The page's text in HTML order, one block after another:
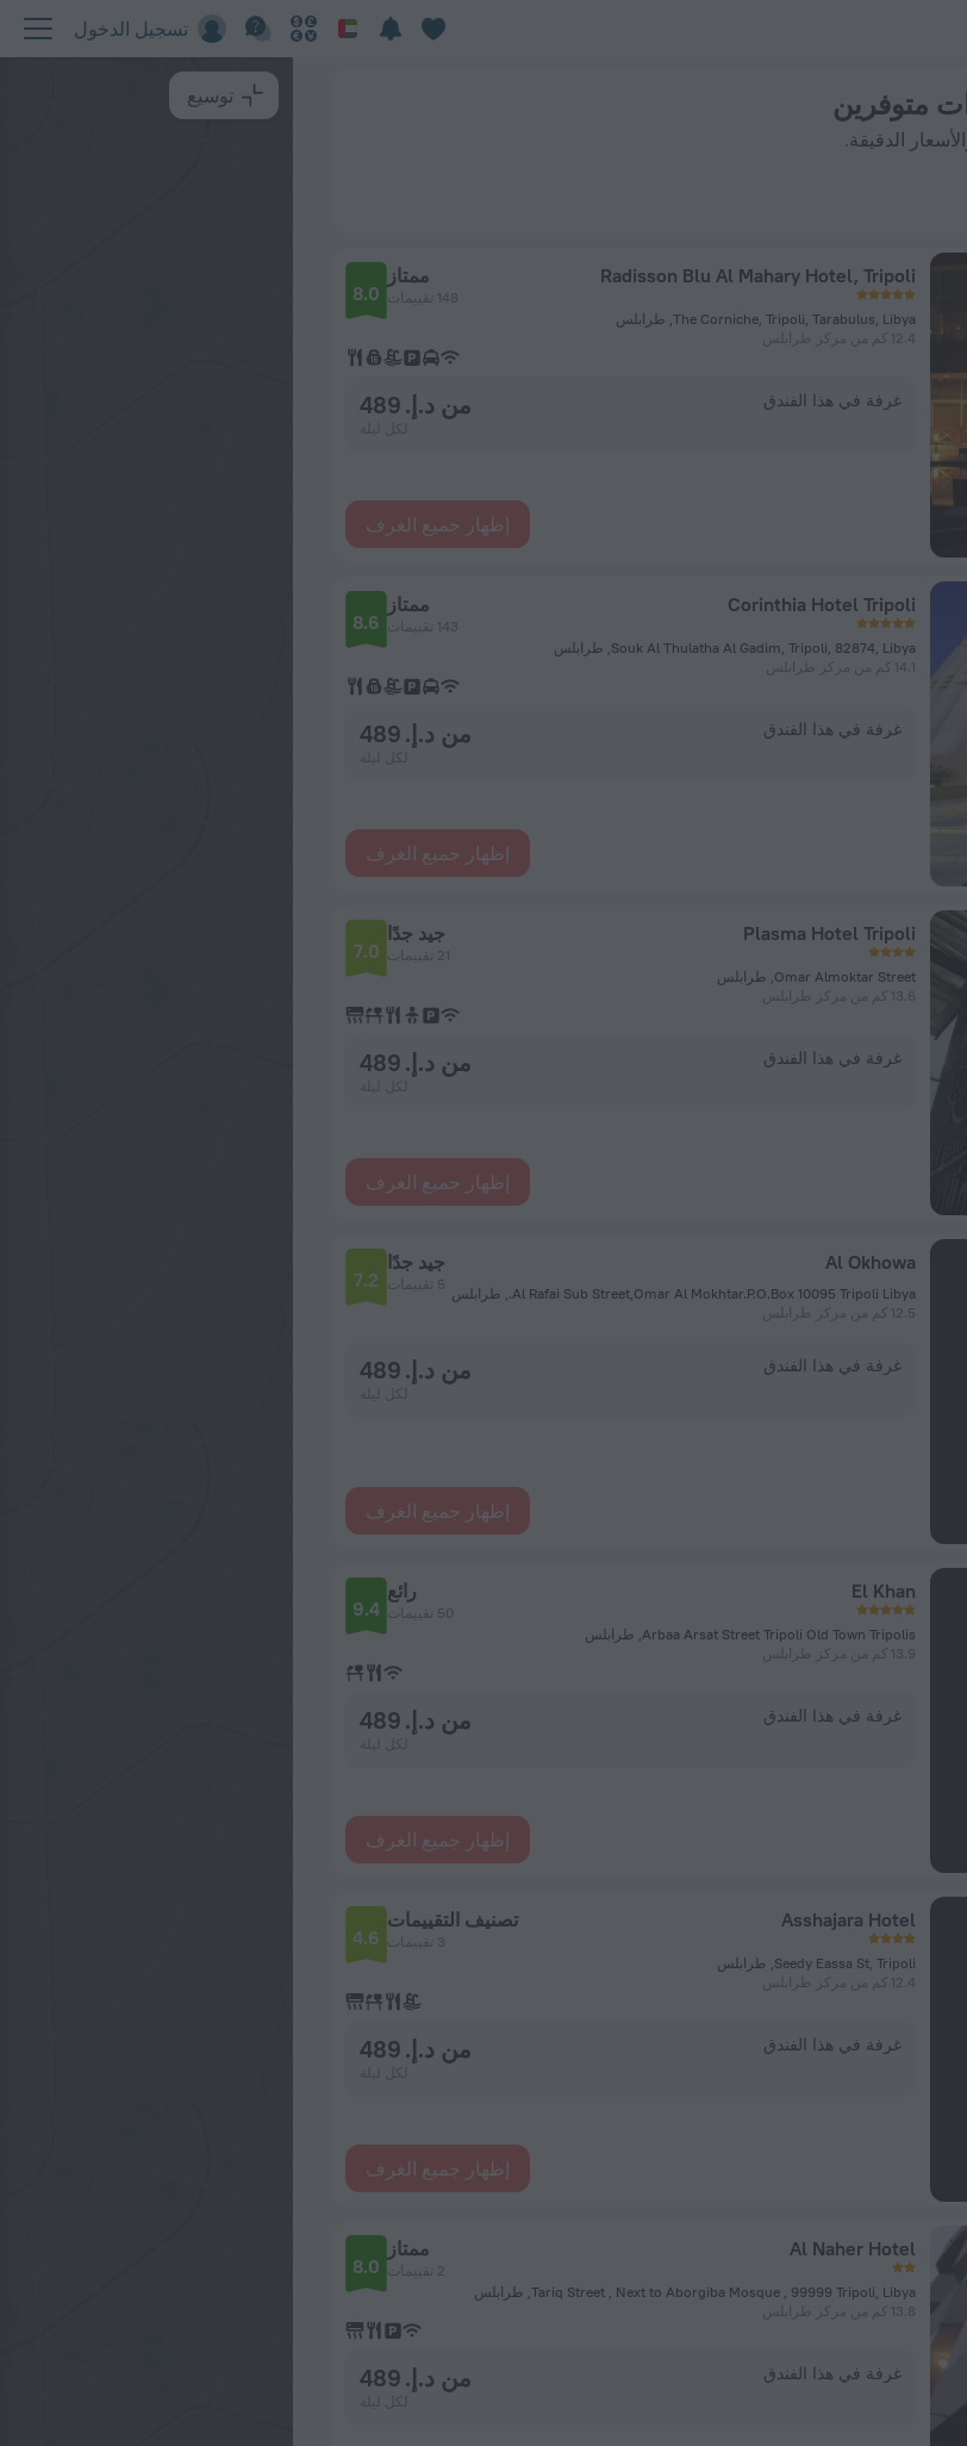
تسجيل الدخول
الدقيقة.
Radisson Blu Al Mahary Hotel, Tripoli
The Corniche, Tripoli, Tarabulus, Libya, طرابلس
12.4 كم من مركز طرابلس
ممتاز
148 تقييمات 8.0
غرفة في هذا الفندق من د.إ. 489
إظهار جميع الغرف
Corinthia Hotel Tripoli
Souk Al Thulatha Al Gadim, Tripoli, 82874, Libya, طرابلس
14.1 كم من مركز طرابلس
ممتاز
143 تقييمات 8.6
غرفة في هذا الفندق من د.إ. 489
إظهار جميع الغرف
Plasma Hotel Tripoli
Omar Almoktar Street, طرابلس
13.6 كم من مركز طرابلس
جيد جدًا
21 تقييمات 7.0
غرفة في هذا الفندق من د.إ. 489
إظهار جميع الغرف
Al Okhowa
Al Rafai Sub Street,Omar Al Mokhtar.P.O.Box 10095 Tripoli Libya., طرابلس
12.5 كم من مركز طرابلس
جيد جدًا
5 تقييمات 7.2
غرفة في هذا الفندق من د.إ. 489
إظهار جميع الغرف
El Khan
Arbaa Arsat Street Tripoli Old Town Tripolis, طرابلس
13.9 كم من مركز طرابلس
رائع
50 تقييمات 9.4
غرفة في هذا الفندق من د.إ. 489
إظهار جميع الغرف
Asshajara Hotel
Seedy Eassa St, Tripoli, طرابلس
12.4 كم من مركز طرابلس
تصنيف التقييمات
3 تقييمات 4.6
غرفة في هذا الفندق من د.إ. 489
إظهار جميع الغرف
Al Naher Hotel
Tariq Street , Next to Aborgiba Mosque , 99999 Tripoli, Libya, طرابلس
13.8 كم من مركز طرابلس
ممتاز
2 تقييمات 8.0
غرفة في هذا الفندق من د.إ. 489
توسيع